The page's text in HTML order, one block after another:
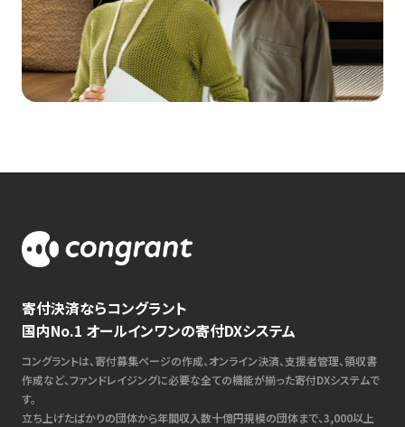
寄付決済ならコングラント
国内No.1 オールインワンの寄付DXシステム
コングラントは、寄付募集ページの作成、オンライン決済、支援者管理、領収書
作成など、ファンドレイジングに必要な全ての機能が揃った寄付DXシステムで
す。
立ち上げたばかりの団体から年間収入数十億円規模の団体まで、3,000以上